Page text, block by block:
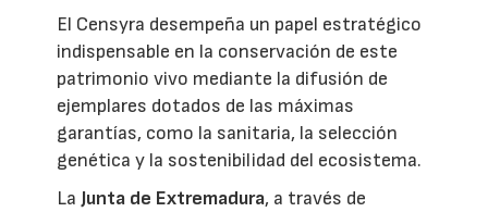
El Censyra desempeña un papel estratégico
indispensable en la conservación de este
patrimonio vivo mediante la difusión de
ejemplares dotados de las máximas
garantías, como la sanitaria, la selección
genética y la sostenibilidad del ecosistema.
La Junta de Extremadura, a través de